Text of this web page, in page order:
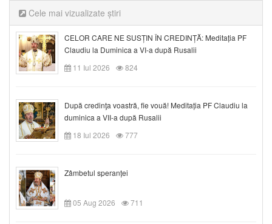
Cele mai vizualizate știri
CELOR CARE NE SUSȚIN ÎN CREDINȚĂ: Meditația PF
Claudiu la Duminica a VI-a după Rusalii
11 Iul 2026
824
După credinţa voastră, fie vouă! Meditația PF Claudiu la
duminica a VII-a după Rusalii
18 Iul 2026
777
Zâmbetul speranței
05 Aug 2026 711